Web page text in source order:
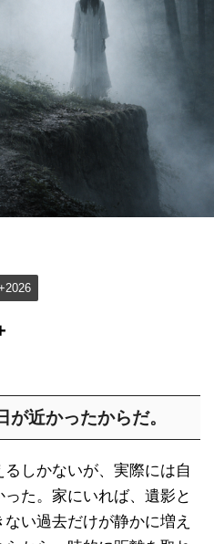
近かったからだ。
しかないが、実際には自
た。家にいれば、遺影と
い過去だけが静かに増え